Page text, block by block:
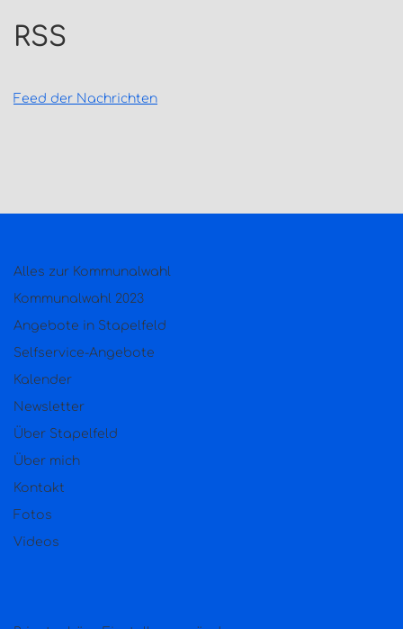
RSS
Feed der Nachrichten
Alles zur Kommunalwahl
Kommunalwahl 2023
Angebote in Stapelfeld
Selfservice-Angebote
Kalender
Newsletter
Über Stapelfeld
Über mich
Kontakt
Fotos
Videos